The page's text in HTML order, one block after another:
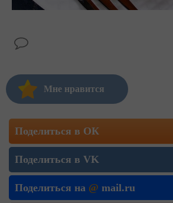
Мне нравится
Поделиться в ОК
Поделиться в VK
Поделиться на @ mail.ru